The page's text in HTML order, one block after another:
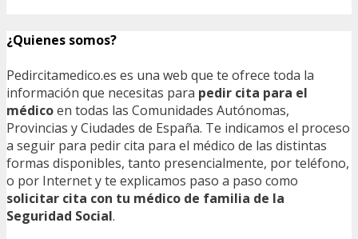
¿Quienes somos?
Pedircitamedico.es es una web que te ofrece toda la
información que necesitas para pedir cita para el
médicoen todas las Comunidades Autónomas,
Provincias y Ciudades de España. Te indicamos el proceso
a seguir para pedir cita para el médico de las distintas
formas disponibles, tanto presencialmente, por teléfono,
o por Internet y te explicamos paso a paso como
solicitar cita con tu médico de familia de la
Seguridad Social.